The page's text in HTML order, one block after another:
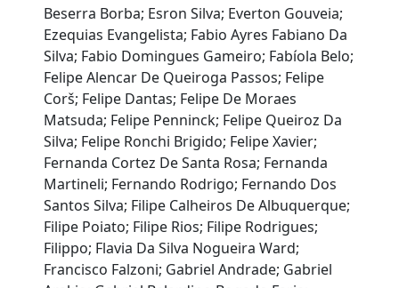
Beserra Borba; Esron Silva; Everton Gouveia;
Ezequias Evangelista; Fabio Ayres Fabiano Da
Silva; Fabio Domingues Gameiro; Fabíola Belo;
Felipe Alencar De Queiroga Passos; Felipe
Corš; Felipe Dantas; Felipe De Moraes
Matsuda; Felipe Penninck; Felipe Queiroz Da
Silva; Felipe Ronchi Brigido; Felipe Xavier;
Fernanda Cortez De Santa Rosa; Fernanda
Martineli; Fernando Rodrigo; Fernando Dos
Santos Silva; Filipe Calheiros De Albuquerque;
Filipe Poiato; Filipe Rios; Filipe Rodrigues;
Filippo; Flavia Da Silva Nogueira Ward;
Francisco Falzoni; Gabriel Andrade; Gabriel